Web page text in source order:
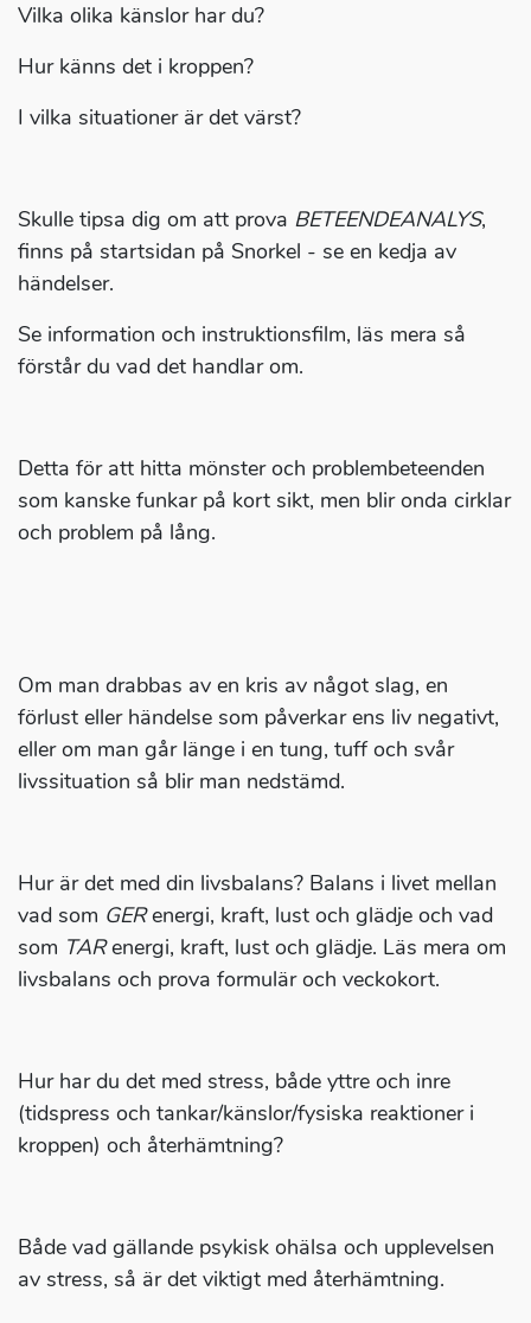
Vilka olika känslor har du?
Hur känns det i kroppen?
I vilka situationer är det värst?
Skulle tipsa dig om att prova BETEENDEANALYS,
finns på startsidan på Snorkel - se en kedja av
händelser.
Se information och instruktionsfilm, läs mera så
förstår du vad det handlar om.
Detta för att hitta mönster och problembeteenden
som kanske funkar på kort sikt, men blir onda cirklar
och problem på lång.
Om man drabbas av en kris av något slag, en
förlust eller händelse som påverkar ens liv negativt,
eller om man går länge i en tung, tuff och svår
livssituation så blir man nedstämd.
Hur är det med din livsbalans? Balans i livet mellan
vad som GERenergi, kraft, lust och glädje och vad
som TARenergi, kraft, lust och glädje. Läs mera om
livsbalans och prova formulär och veckokort.
Hur har du det med stress, både yttre och inre
(tidspress och tankar/känslor/fysiska reaktioner i
kroppen) och återhämtning?
Både vad gällande psykisk ohälsa och upplevelsen
av stress, så är det viktigt med återhämtning.